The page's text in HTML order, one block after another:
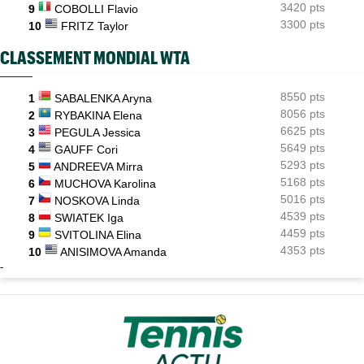
9
COBOLLI Flavio
3420 pts
10
FRITZ Taylor 3300 pts
CLASSEMENT MONDIAL WTA
1 SABALENKA Aryna
8550 pts
2
RYBAKINA Elena
8056 pts
3
PEGULA Jessica
6625 pts
4
GAUFF Cori
5649 pts
5
ANDREEVA Mirra
5293 pts
6
MUCHOVA Karolina
5168 pts
7
NOSKOVA Linda
5016 pts
8
SWIATEK Iga
4539 pts
9
SVITOLINA Elina
4459 pts
10
ANISIMOVA Amanda 4353 pts
-